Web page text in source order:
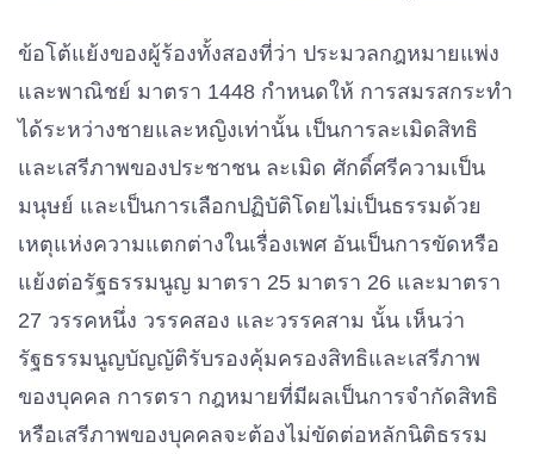
ข้อโต้แย้งของผู้ร้องทั้งสองที่ว่า ประมวลกฎหมายแพ่ง
และพาณิชย์ มาตรา 1448 กําหนดให้ การสมรสกระทํา
ได้ระหว่างชายและหญิงเท่านั้น เป็นการละเมิดสิทธิ
และเสรีภาพของประชาชน ละเมิด ศักดิ์ศรีความเป็น
มนุษย์ และเป็นการเลือกปฏิบัติโดยไม่เป็นธรรมด้วย
เหตุแห่งความแตกต่างในเรื่องเพศ อันเป็นการขัดหรือ
แย้งต่อรัฐธรรมนูญ มาตรา 25 มาตรา 26 และมาตรา
27 วรรคหนึ่ง วรรคสอง และวรรคสาม นั้น เห็นว่า
รัฐธรรมนูญบัญญัติรับรองคุ้มครองสิทธิและเสรีภาพ
ของบุคคล การตรา กฎหมายที่มีผลเป็นการจํากัดสิทธิ
หรือเสรีภาพของบุคคลจะต้องไม่ขัดต่อหลักนิติธรรม